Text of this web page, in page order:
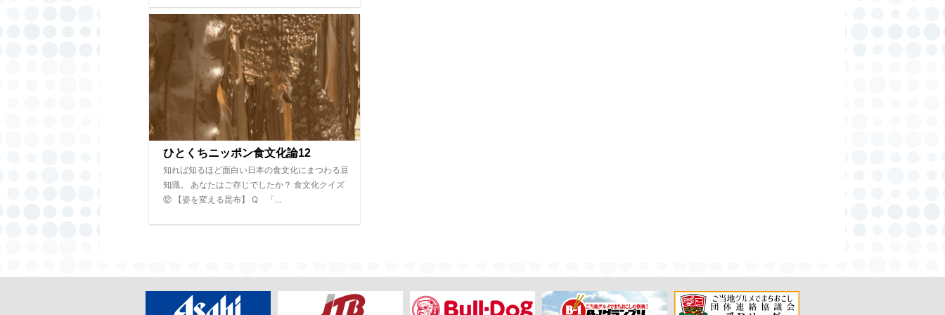
ひとくちニッポン食文化論12
知れば知るほど面白い日本の食文化にまつわる豆
知識。 あなたはご存じでしたか？ 食文化クイズ
⑫ 【姿を変える昆布】 Q 「…